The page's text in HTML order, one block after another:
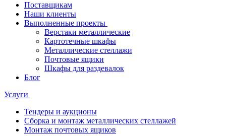
Поставщикам
Наши клиенты
Выполненные проекты
Верстаки металлические
Картотечные шкафы
Металлические стеллажи
Почтовые ящики
Шкафы для раздевалок
Блог
Услуги
Тендеры и аукционы
Сборка и монтаж металлических стеллажей
Монтаж почтовых ящиков